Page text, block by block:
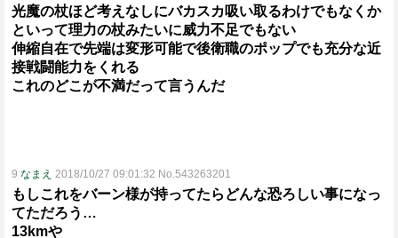
光魔の杖ほど考えなしにバカスカ吸い取るわけでもなくか
といって理力の杖みたいに威力不足でもない
伸縮自在で先端は変形可能で後衛職のポップでも充分な近
接戦闘能力をくれる
これのどこが不満だって言うんだ
9 なまえ 2018/10/27 09:01:32 No.543263201
もしこれをバーン様が持ってたらどんな恐ろしい事になっ
てただろう…
13kmや